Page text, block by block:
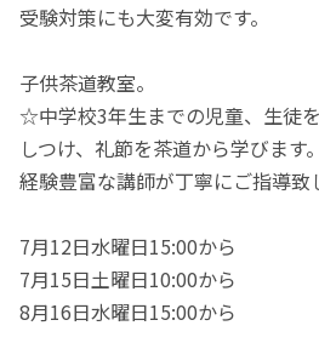
受験対策にも大変有効です。
子供茶道教室。
☆中学校3年生までの児童、生徒
しつけ、礼節を茶道から学びます。
経験豊富な講師が丁寧にご指導致
7月12日水曜日15:00から
7月15日土曜日10:00から
8月16日水曜日15:00から